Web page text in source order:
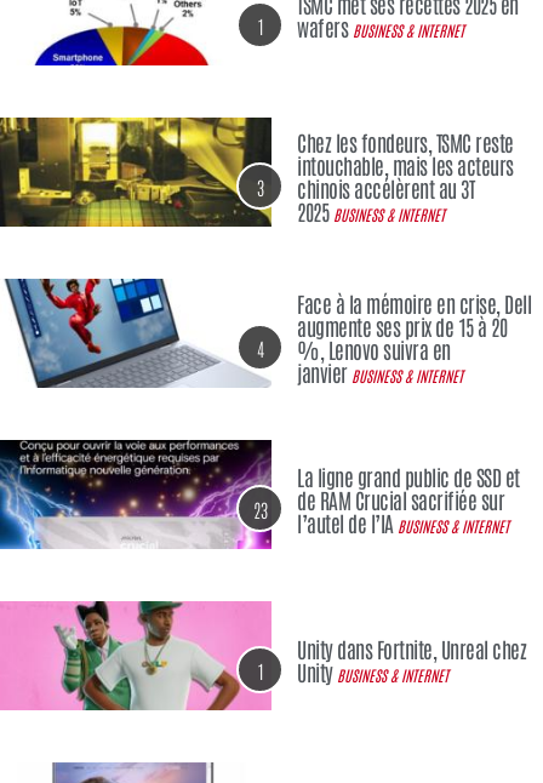
1
wafers BUSINESS & INTERNET
3
Chez les fondeurs, TSMC reste
intouchable, mais les acteurs
chinois accélèrent au 3T
2025 BUSINESS & INTERNET
4
Face à la mémoire en crise, Dell
augmente ses prix de 15 à 20
%, Lenovo suivra en
janvier BUSINESS & INTERNET
23
La ligne grand public de SSD et
de RAM Crucial sacrifiée sur
l’autel de l’IA BUSINESS & INTERNET
1
Unity dans Fortnite, Unreal chez
Unity BUSINESS & INTERNET